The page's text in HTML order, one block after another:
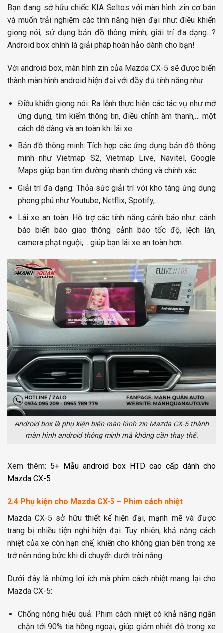
Bạn đang sở hữu chiếc KIA Seltos với màn hình zin cơ bản
và muốn trải nghiệm các tính năng hiện đại như: điều khiển
giọng nói, sử dụng bản đồ thông minh, giải trí đa dạng…?
Android box chính là giải pháp hoàn hảo dành cho bạn!
Với android box, màn hình zin của Mazda CX-5 sẽ được biến
thành màn hình android hiện đại với đầy đủ tính năng như:
Điều khiển giọng nói: Ra lệnh thực hiện các tác vụ như mở
ứng dụng, tìm kiếm thông tin, điều chỉnh âm thanh,… một
cách dễ dàng và an toàn khi lái xe.
Bản đồ thông minh: Tích hợp các ứng dụng bản đồ thông
minh như Vietmap S2, Vietmap Live, Navitel, Google
Maps giúp bạn tìm đường nhanh chóng và chính xác.
Giải trí đa dạng: Thỏa sức giải trí với kho tàng ứng dụng
phong phú như Youtube, Netflix, Spotify,…
Lái xe an toàn: Hỗ trợ các tính năng cảnh báo như: cảnh
báo biển báo giao thông, cảnh báo tốc độ, lệch làn,
camera phạt nguội,… giúp bạn lái xe an toàn hơn.
Android box là phụ kiện biến màn hình zin Mazda CX-5 thành
màn hình android thông minh mà không cần thay thế.
Xem thêm: 5+ Mẫu android box HTD cao cấp dành cho
Mazda CX-5
2.4 Phụ kiện cho Mazda CX-5 – Phim cách nhiệt
Mazda CX-5 sở hữu thiết kế hiện đại, mạnh mẽ và được
trang bị nhiều tiện nghi hiện đại. Tuy nhiên, khả năng cách
nhiệt của xe còn hạn chế, khiến cho không gian bên trong xe
trở nên nóng bức khi di chuyển dưới trời nắng.
Dưới đây là những lợi ích mà phim cách nhiệt mang lại cho
Mazda CX-5:
Chống nóng hiệu quả: Phim cách nhiệt có khả năng ngăn
chặn tới 90% tia hồng ngoại, giúp giảm nhiệt độ trong xe